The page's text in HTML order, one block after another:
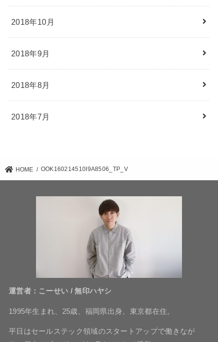
2018年10月
2018年9月
2018年8月
2018年7月
HOME OOK160214510I9A8506_TP_V
運営者：こーせい / 無印ハヤシ
1995年生まれ、25歳、福岡県出身、東京都在住。
平日はセールステック領域のスタートアップで働きなが